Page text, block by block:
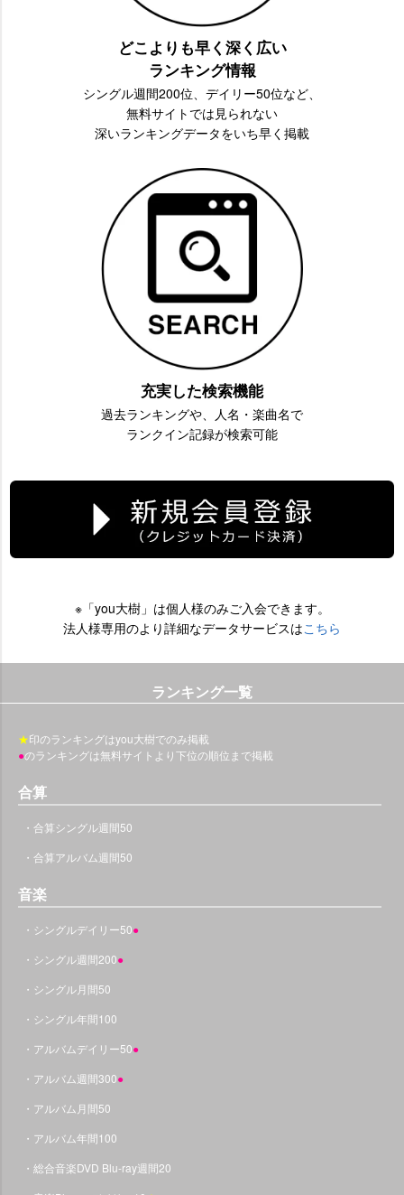
どこよりも早く深く広い
ランキング情報
シングル週間200位、デイリー50位など、
無料サイトでは見られない
深いランキングデータをいち早く掲載
充実した検索機能
過去ランキングや、人名・楽曲名で
ランクイン記録が検索可能
※「you大樹」は個人様のみご入会できます。
法人様専用のより詳細なデータサービスはこちら
ランキング一覧
★印のランキングはyou大樹でのみ掲載
●のランキングは無料サイトより下位の順位まで掲載
合算
・合算シングル週間50
・合算アルバム週間50
音楽
・シングルデイリー50●
・シングル週間200●
・シングル月間50
・シングル年間100
・アルバムデイリー50●
・アルバム週間300●
・アルバム月間50
・アルバム年間100
・総合音楽DVD Blu-ray週間20